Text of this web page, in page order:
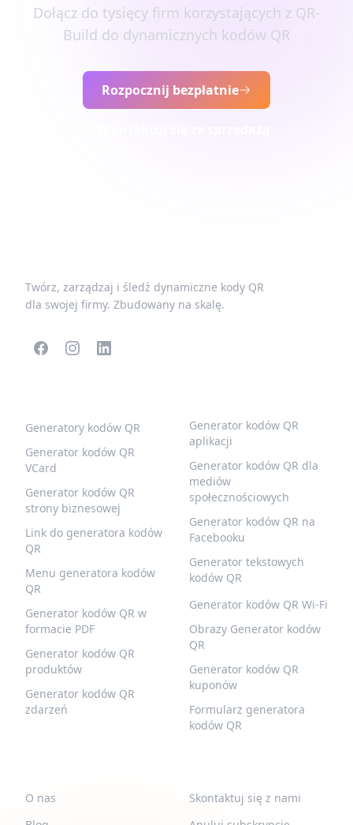
Dołącz do tysięcy firm korzystających z QR-
Build do dynamicznych kodów QR
Rozpocznij bezpłatnie
Twórz, zarządzaj i śledź dynamiczne kody QR
dla swojej firmy. Zbudowany na skalę.
Generatory kodów QR
Generator kodów QR
VCard
Generator kodów QR
strony biznesowej
Link do generatora kodów
QR
Menu generatora kodów
QR
Generator kodów QR w
formacie PDF
Generator kodów QR
produktów
Generator kodów QR
zdarzeń
Generator kodów QR
aplikacji
Generator kodów QR dla
mediów
społecznościowych
Generator kodów QR na
Facebooku
Generator tekstowych
kodów QR
Generator kodów QR Wi-Fi
Obrazy Generator kodów
QR
Generator kodów QR
kuponów
Formularz generatora
kodów QR
O nas
Skontaktuj się z nami